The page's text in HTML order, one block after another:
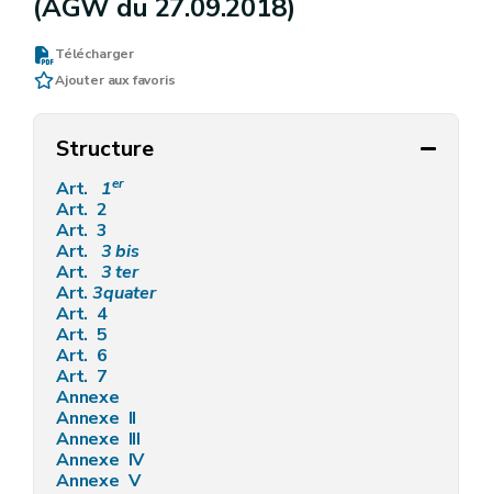
(AGW du 27.09.2018)
Télécharger
Ajouter aux favoris
Structure
Art. 1er
Art. 2
Art. 3
Art. 3bis
Art. 3ter
Art.3quater
Art. 4
Art. 5
Art. 6
Art. 7
Annexe
Annexe II
Annexe III
Annexe IV
Annexe V